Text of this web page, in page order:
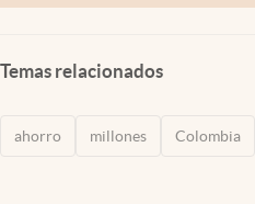
Temas relacionados
ahorro millones Colombia